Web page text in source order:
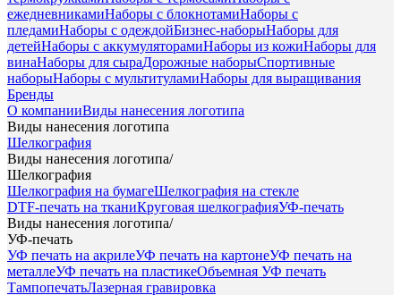
ежедневникамиНаборы с блокнотамиНаборы с
пледамиНаборы с одеждойБизнес-наборыНаборы для
детейНаборы с аккумуляторамиНаборы из кожиНаборы для
винаНаборы для сыраДорожные наборыСпортивные
наборыНаборы с мультитуламиНаборы для выращивания
Бренды
О компанииВиды нанесения логотипа
Виды нанесения логотипа
Шелкография
Виды нанесения логотипа/
Шелкография
Шелкография на бумагеШелкография на стекле
DTF-печать на тканиКруговая шелкографияУФ-печать
Виды нанесения логотипа/
УФ-печать
УФ печать на акрилеУФ печать на картонеУФ печать на
металлеУФ печать на пластикеОбъемная УФ печать
ТампопечатьЛазерная гравировка